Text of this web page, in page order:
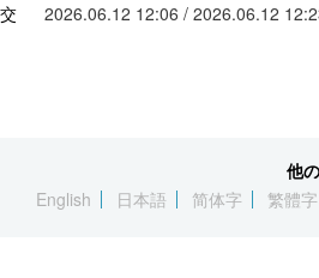
2020
2026.06.12 12:06 / 2026.06.12
他
English
日本語 简体字 繁體字